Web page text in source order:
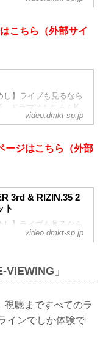
作品やオリジナルドラ
が充実。ドコモケータ
こちら（外部サイ
し】ライブも見るなら
ドラマはもちろんK-
題の音楽ライブが月額
作品やオリジナルドラ
が充実。ドコモケータ
video.dmkt-sp.jp
ージはこちら（外部
3rd & RIZIN.35 2
ト
し】ライブも見るなら
、ドラマはもちろんK-
作品やオリジナルドラ
が充実。ドコモケータ
video.dmkt-sp.jp
」
視聴まですべてのラ
インでしか体験で